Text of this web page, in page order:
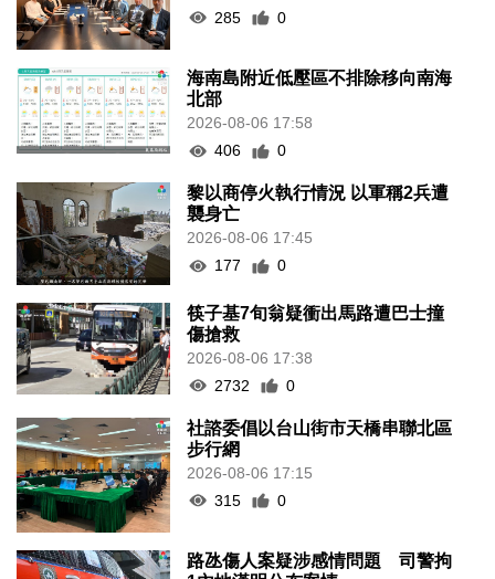
285
0
海南島附近低壓區不排除移向南海
北部
2026-08-06 17:58
406
0
黎以商停火執行情況 以軍稱2兵遭
襲身亡
2026-08-06 17:45
177
0
筷子基7旬翁疑衝出馬路遭巴士撞
傷搶救
2026-08-06 17:38
2732
0
社諮委倡以台山街市天橋串聯北區
步行網
2026-08-06 17:15
315
0
路氹傷人案疑涉感情問題 司警拘